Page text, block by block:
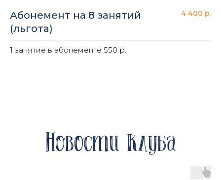
Абонемент на 8 занятий
(льгота)
4 400 р.
1 занятие в абонементе 550 р.
Новости клуба